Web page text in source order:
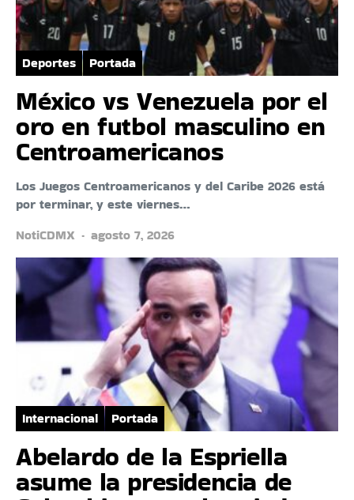
Deportes Portada
México vs Venezuela por el
oro en futbol masculino en
Centroamericanos
Los Juegos Centroamericanos y del Caribe 2026 está
por terminar, y este viernes…
NotiCDMX
agosto 7, 2026
Internacional Portada
Abelardo de la Espriella
asume la presidencia de